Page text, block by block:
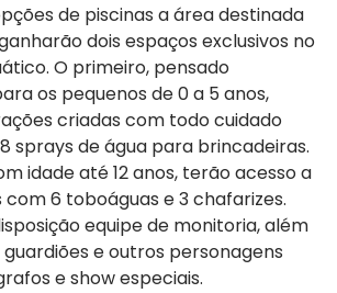
de piscinas a área destinada
dois espaços exclusivos no
O primeiro, pensado
os pequenos de 0 a 5 anos,
criadas com todo cuidado
sprays de água para brincadeiras.
idade até 12 anos, terão acesso a
6 toboáguas e 3 chafarizes.
equipe de monitoria, além
e outros personagens
e show especiais.